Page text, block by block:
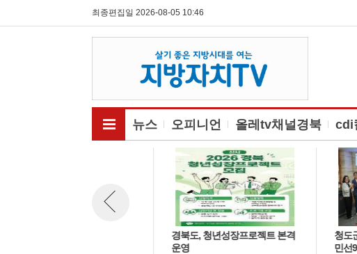
최종편집일 2026-08-05 10:46
뉴스 오피니언 올레tv채널경북 cdi
전체메뉴보기
경북도, 청년성장프로젝트 본격
운영
청도군
민선9